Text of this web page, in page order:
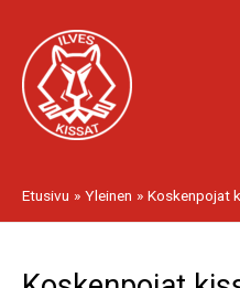
sisältöön
Etusivu Yleinen Koskenpojat